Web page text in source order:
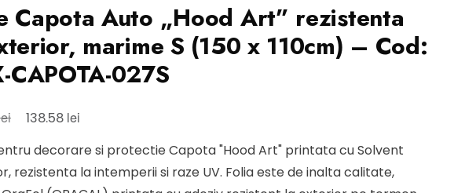
Capota Auto „Hood Art” rezistenta
marime S (150 x 110cm) – Cod:
CAPOTA-027S
Prețul
a
fost:
138.58 lei
este:
138.58 lei.
decorare si protectie Capota "Hood Art" printata cu Solvent
rezistenta la intemperii si raze UV. Folia este de inalta calitate,